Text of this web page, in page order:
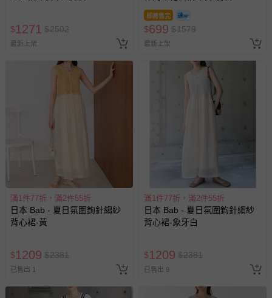
$1271 $2502
最新上架
即將售完
$699 $1579
最新上架
滿1件77折，滿2件55折
日本 Bab - 夏日氛圍鉤針縐紗
背心裙-黃
$1209 $2381
已售出 1
滿1件77折，滿2件55折
日本 Bab - 夏日氛圍鉤針縐紗
背心裙-象牙白
$1209 $2381
已售出 9